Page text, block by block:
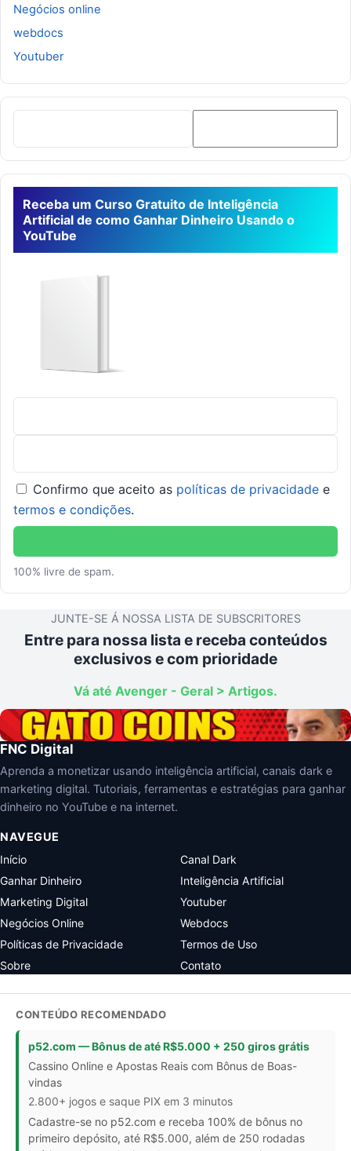
Negócios online
webdocs
Youtuber
Receba um Curso Gratuito de Inteligência
Artificial de como Ganhar Dinheiro Usando o
YouTube
Confirmo que aceito as políticas de privacidade e
termos e condições.
100% livre de spam.
JUNTE-SE Á NOSSA LISTA DE SUBSCRITORES
Entre para nossa lista e receba conteúdos
exclusivos e com prioridade
Vá até Avenger - Geral > Artigos.
FNC Digital
Aprenda a monetizar usando inteligência artificial, canais dark e
marketing digital. Tutoriais, ferramentas e estratégias para ganhar
dinheiro no YouTube e na internet.
NAVEGUE
Início
Canal Dark
Ganhar Dinheiro
Inteligência Artificial
Marketing Digital
Youtuber
Negócios Online
Webdocs
Políticas de Privacidade
Termos de Uso
Sobre
Contato
CONTEÚDO RECOMENDADO
p52.com — Bônus de até R$5.000 + 250 giros grátis
Cassino Online e Apostas Reais com Bônus de Boas-
vindas
2.800+ jogos e saque PIX em 3 minutos
Cadastre-se no p52.com e receba 100% de bônus no
primeiro depósito, até R$5.000, além de 250 rodadas